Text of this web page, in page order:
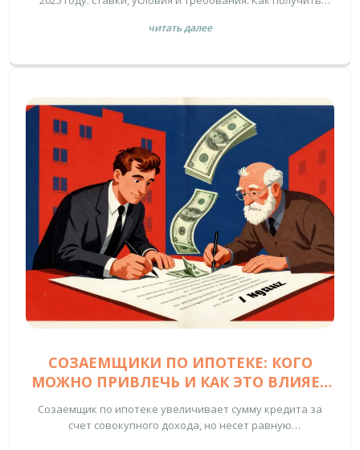
читать далее
СОЗАЕМЩИКИ ПО ИПОТЕКЕ: КОГО
МОЖНО ПРИВЛЕЧЬ И КАК ЭТО ВЛИЯЕТ
Созаемщик по ипотеке увеличивает сумму кредита за
счет совокупного дохода, но несет равную